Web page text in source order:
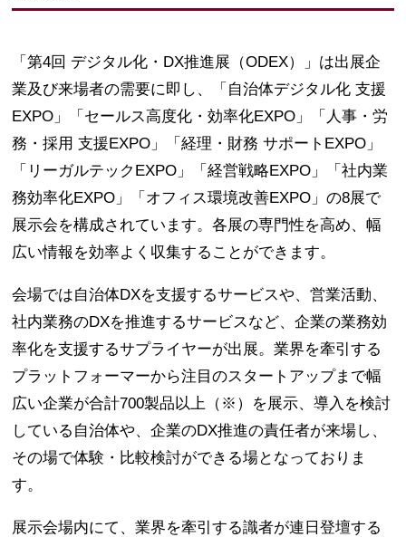
「第4回 デジタル化・DX推進展（ODEX）」は出展企
業及び来場者の需要に即し、「自治体デジタル化 支援
EXPO」「セールス高度化・効率化EXPO」「人事・労
務・採用 支援EXPO」「経理・財務 サポートEXPO」
「リーガルテックEXPO」「経営戦略EXPO」「社内業
務効率化EXPO」「オフィス環境改善EXPO」の8展で
展示会を構成されています。各展の専門性を高め、幅
広い情報を効率よく収集することができます。
会場では自治体DXを支援するサービスや、営業活動、
社内業務のDXを推進するサービスなど、企業の業務効
率化を支援するサプライヤーが出展。業界を牽引する
プラットフォーマーから注目のスタートアップまで幅
広い企業が合計700製品以上（※）を展示、導入を検討
している自治体や、企業のDX推進の責任者が来場し、
その場で体験・比較検討ができる場となっておりま
す。
展示会場内にて、業界を牽引する識者が連日登壇する